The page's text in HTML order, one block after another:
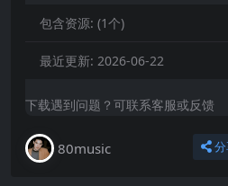
包含资源: (1个)
最近更新: 2026-06-22
下载遇到问题？可联系客服或反馈
80music